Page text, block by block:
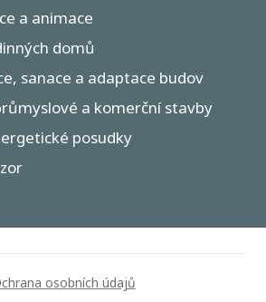
a animace
domů
sanace a adaptace budov
a komerční stavby
posudky
osobních údajů